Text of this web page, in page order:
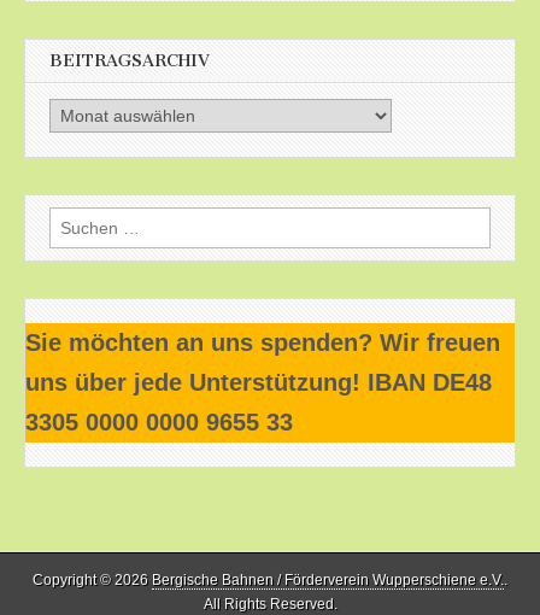
BEITRAGSARCHIV
Beitragsarchiv
Suchen
nach:
Sie möchten an uns spenden? Wir freuen
uns über jede Unterstützung! IBAN DE48
3305 0000 0000 9655 33
Copyright © 2026 Bergische Bahnen / Förderverein Wupperschiene e.V..
All Rights Reserved.